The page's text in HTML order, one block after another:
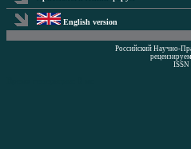
English version
Российский Научно-
ISSN